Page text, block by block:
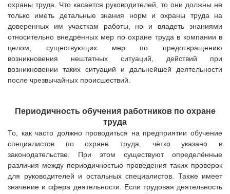
охраны труда. Что касается руководителей, то они должны не
только иметь детальные знания норм и охраны труда на
доверенных им участкам работы, но и владеть знаниями
относительно внедрённых мер по охране труда в компании в
целом, существующих мер по предотвращению
возникновения нештатных ситуаций, действий при
возникновении таких ситуаций и дальнейшей деятельности
после чрезвычайных происшествий.
Периодичность обучения работников по охране
труда
То, как часто должно проводиться на предприятии обучение
специалистов по охране труда, чётко указано в
законодательстве. При этом существуют определённые
различия между периодичностью проведения таких проверок
для руководителей и остальных специалистов. Также имеет
значение и сфера деятельности. Если трудовая деятельность